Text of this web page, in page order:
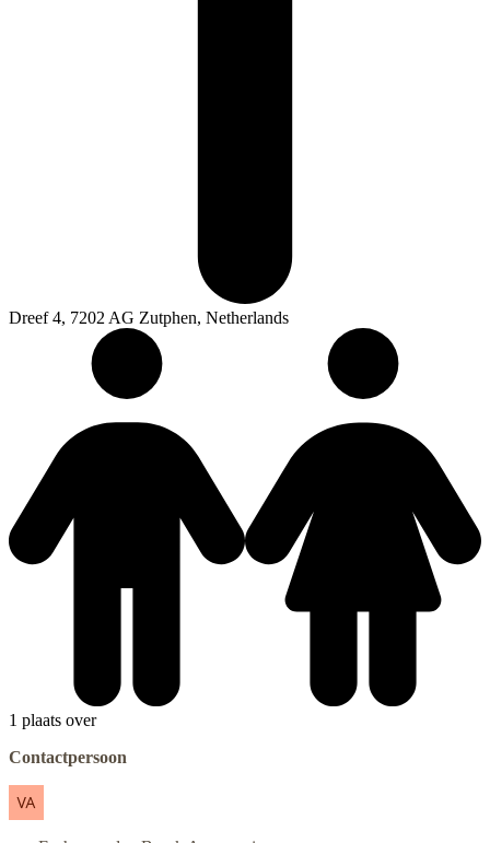
Dreef 4, 7202 AG Zutphen, Netherlands
1 plaats over
Contactpersoon